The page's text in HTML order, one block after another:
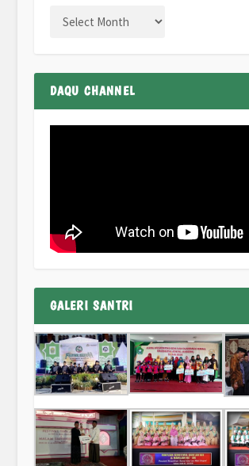
DAQU CHANNEL
GALERI SANTRI